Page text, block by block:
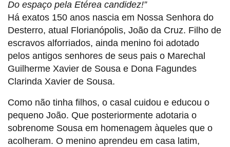
Do espaço pela Etérea candidez!”
Há exatos 150 anos nascia em Nossa Senhora do
Desterro, atual Florianópolis, João da Cruz. Filho de
escravos alforriados, ainda menino foi adotado
pelos antigos senhores de seus pais o Marechal
Guilherme Xavier de Sousa e Dona Fagundes
Clarinda Xavier de Sousa.
Como não tinha filhos, o casal cuidou e educou o
pequeno João. Que posteriormente adotaria o
sobrenome Sousa em homenagem àqueles que o
acolheram. O menino aprendeu em casa latim,